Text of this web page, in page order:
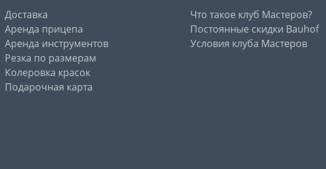
Доставка
Аренда прицепа
Аренда инструментов
Резка по размерам
Колеровка красок
Подарочная карта
Что такое клуб Мастеров?
Постоянные скидки Bauhof
Условия клуба Мастеров